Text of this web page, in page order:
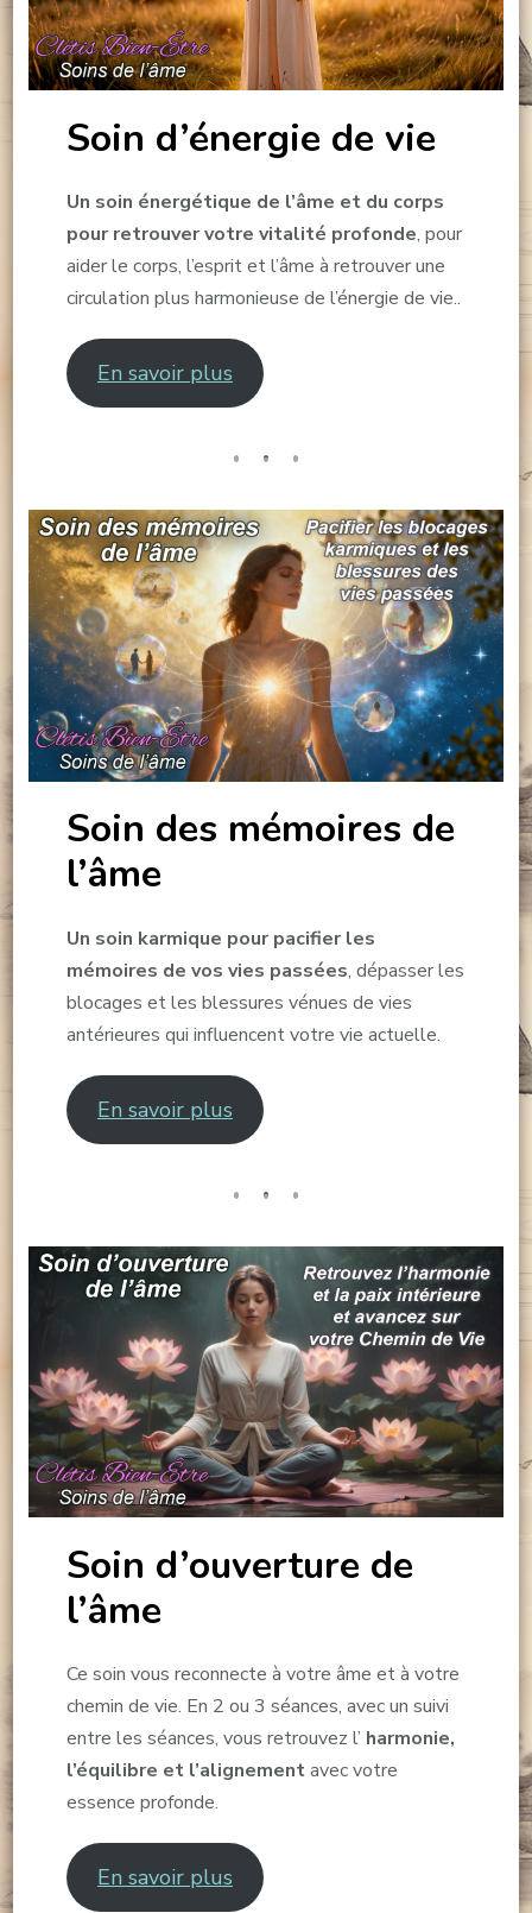
Soin d’énergie de vie
Un soin énergétique de l’âme et du corps
pour retrouver votre vitalité profonde, pour
aider le corps, l’esprit et l’âme à retrouver une
circulation plus harmonieuse de l’énergie de vie..
En savoir plus
Soin des mémoires de
l’âme
Un soin karmique pour pacifier les
mémoires de vos vies passées, dépasser les
blocages et les blessures vénues de vies
antérieures qui influencent votre vie actuelle.
En savoir plus
Soin d’ouverture de
l’âme
Ce soin vous reconnecte à votre âme et à votre
chemin de vie. En 2 ou 3 séances, avec un suivi
entre les séances, vous retrouvez l’ harmonie,
l’équilibre et l’alignementavec votre
essence profonde.
En savoir plus